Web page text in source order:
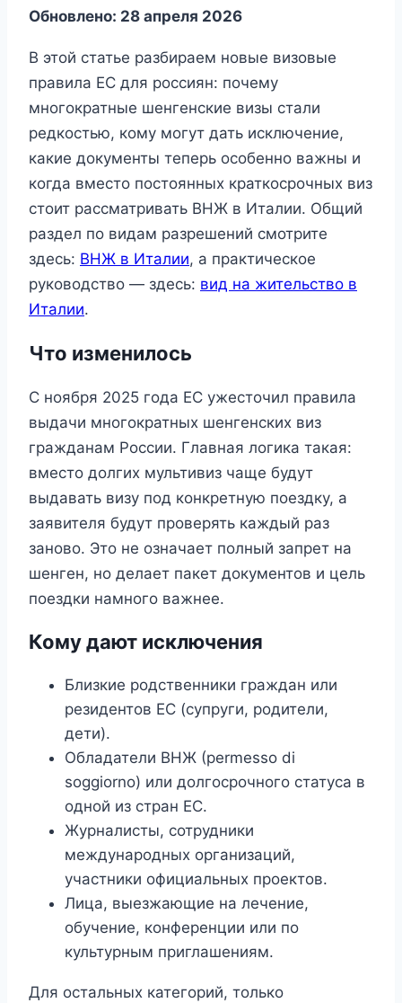
Обновлено: 28 апреля 2026
В этой статье разбираем новые визовые
правила ЕС для россиян: почему
многократные шенгенские визы стали
редкостью, кому могут дать исключение,
какие документы теперь особенно важны и
когда вместо постоянных краткосрочных виз
стоит рассматривать ВНЖ в Италии. Общий
раздел по видам разрешений смотрите
здесь: ВНЖ в Италии, а практическое
руководство — здесь: вид на жительство в
Италии.
Что изменилось
С ноября 2025 года ЕС ужесточил правила
выдачи многократных шенгенских виз
гражданам России. Главная логика такая:
вместо долгих мультивиз чаще будут
выдавать визу под конкретную поездку, а
заявителя будут проверять каждый раз
заново. Это не означает полный запрет на
шенген, но делает пакет документов и цель
поездки намного важнее.
Кому дают исключения
Близкие родственники граждан или
резидентов ЕС (супруги, родители,
дети).
Обладатели ВНЖ (permesso di
soggiorno) или долгосрочного статуса в
одной из стран ЕС.
Журналисты, сотрудники
международных организаций,
участники официальных проектов.
Лица, выезжающие на лечение,
обучение, конференции или по
культурным приглашениям.
Для остальных категорий, только